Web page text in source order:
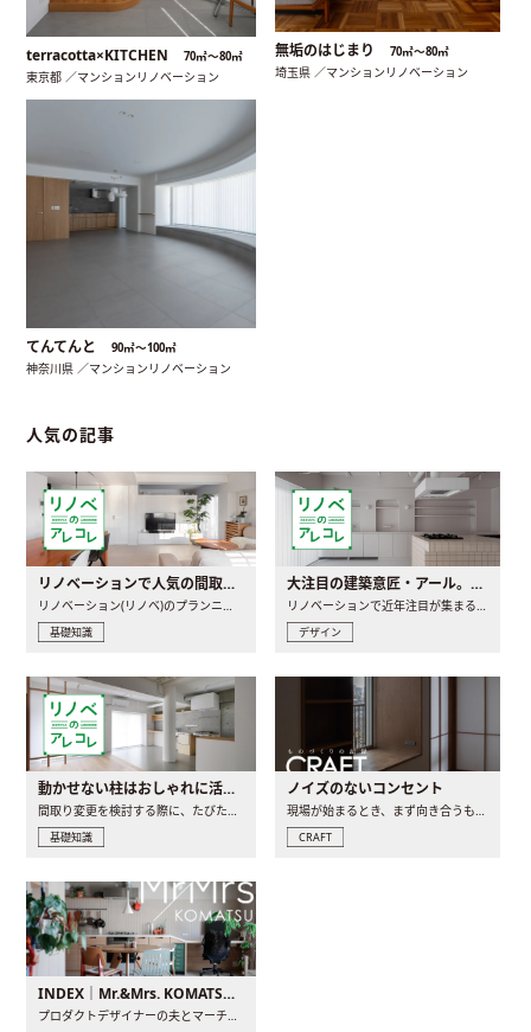
terracotta×KITCHEN 70㎡〜80㎡
東京都 ／マンションリノベーション
無垢のはじまり 70㎡〜80㎡
埼玉県 ／マンションリノベーション
てんてんと 90㎡〜100㎡
神奈川県 ／マンションリノベーション
人気の記事
リノベーションで人気の間取りとは？トレンドの間取りと実例を徹底解説
リノベーション(リノベ)のプランニングで一番最初に決めるのは..
基礎知識
大注目の建築意匠・アール。人気の理由と空間に取り入れるポイント
リノベーションで近年注目が集まる建築意匠の一つであるアール..
デザイン
動かせない柱はおしゃれに活用！柱を魅せるリノベーション(リノベ)4選
間取り変更を検討する際に、たびたび皆さんの頭を悩ませる動か..
基礎知識
ノイズのないコンセント
現場が始まるとき、まず向き合うものの一つがコンセントです..
CRAFT
INDEX｜Mr.&Mrs. KOMATSU renovation diary
プロダクトデザイナーの夫とマーチャンダイザーの妻が、夫婦で..